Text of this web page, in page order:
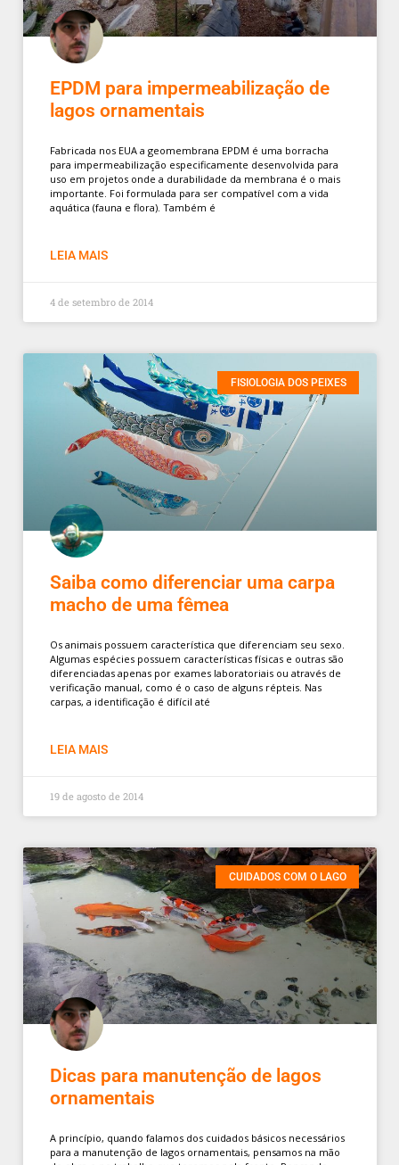
EPDM para impermeabilização de
lagos ornamentais
Fabricada nos EUA a geomembrana EPDM é uma borracha
para impermeabilização especificamente desenvolvida para
uso em projetos onde a durabilidade da membrana é o mais
importante. Foi formulada para ser compatível com a vida
aquática (fauna e flora). Também é
LEIA MAIS
4 de setembro de 2014
FISIOLOGIA DOS PEIXES
Saiba como diferenciar uma carpa
macho de uma fêmea
Os animais possuem característica que diferenciam seu sexo.
Algumas espécies possuem características físicas e outras são
diferenciadas apenas por exames laboratoriais ou através de
verificação manual, como é o caso de alguns répteis. Nas
carpas, a identificação é difícil até
LEIA MAIS
19 de agosto de 2014
CUIDADOS COM O LAGO
Dicas para manutenção de lagos
ornamentais
A princípio, quando falamos dos cuidados básicos necessários
para a manutenção de lagos ornamentais, pensamos na mão